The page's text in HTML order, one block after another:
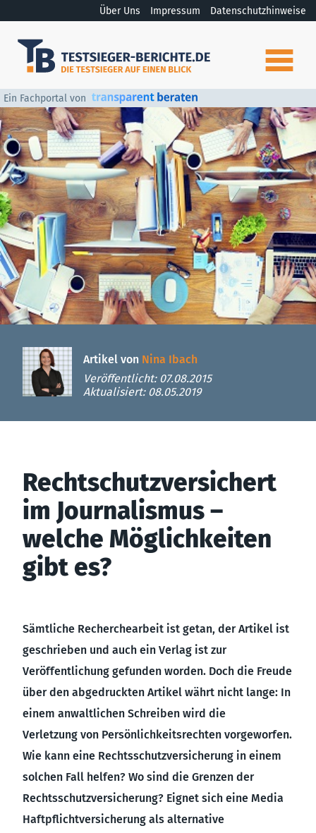
Über Uns Impressum Datenschutzhinweise
Ein Fachportal von
Artikel von Nina Ibach
Veröffentlicht: 07.08.2015
Aktualisiert: 08.05.2019
Rechtschutzversichert
im Journalismus –
welche Möglichkeiten
gibt es?
Sämtliche Recherchearbeit ist getan, der Artikel ist
geschrieben und auch ein Verlag ist zur
Veröffentlichung gefunden worden. Doch die Freude
über den abgedruckten Artikel währt nicht lange: In
einem anwaltlichen Schreiben wird die
Verletzung von Persönlichkeitsrechten vorgeworfen.
Wie kann eine Rechtsschutzversicherung in einem
solchen Fall helfen? Wo sind die Grenzen der
Rechtsschutzversicherung? Eignet sich eine Media
Haftpflichtversicherung als alternative